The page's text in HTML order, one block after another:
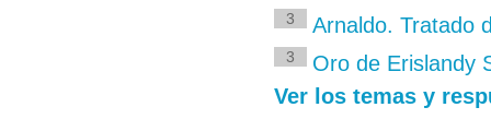
3 Arnaldo. Tratado
3
Oro de Erislandy
Ver los temas y